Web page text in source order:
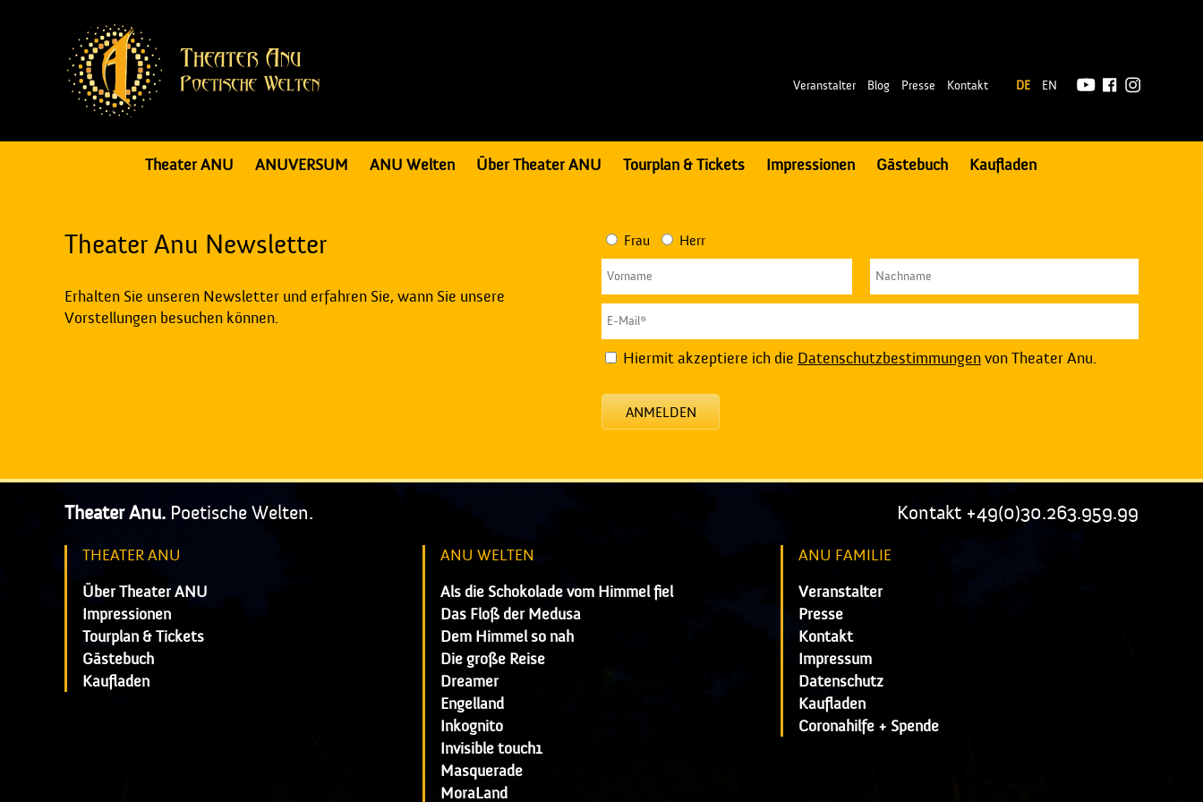
Veranstalter Blog Presse Kontakt DE EN
Theater ANU ANUVERSUM ANU Welten Über Theater ANU Tourplan & Tickets Impressionen Gästebuch Kaufladen
Theater Anu Newsletter
Erhalten Sie unseren Newsletter und erfahren Sie, wann Sie unsere
Vorstellungen besuchen können.
Frau Herr
Hiermit akzeptiere ich die Datenschutzbestimmungenvon Theater Anu.
ANMELDEN
Theater Anu. Poetische Welten. Kontakt +49(0)30.263.959.99
THEATER ANU
Über Theater ANU
Impressionen
Tourplan & Tickets
Gästebuch
Kaufladen
ANU WELTEN
Als die Schokolade vom Himmel fiel
Das Floß der Medusa
Dem Himmel so nah
Die große Reise
Dreamer
Engelland
Inkognito
Invisible touch1
Masquerade
MoraLand
ANU FAMILIE
Veranstalter
Presse
Kontakt
Impressum
Datenschutz
Kaufladen
Coronahilfe + Spende